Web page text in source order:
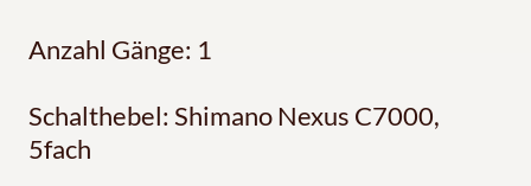
Anzahl Gänge: 1
Schalthebel: Shimano Nexus C7000,
5fach